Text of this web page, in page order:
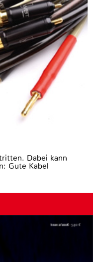
Dabei kann
Gute Kabel